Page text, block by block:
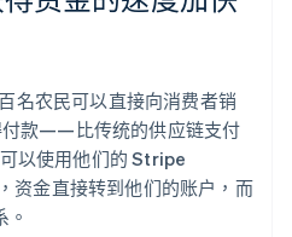
名农民可以直接向消费者销
付款——比传统的供应链支付
以使用他们的 Stripe
资金直接转到他们的账户，而